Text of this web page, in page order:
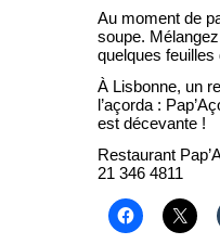
Au moment de
soupe.
quelques feuilles
À Lisbonne, un
l’açorda :
est décevante !
Restaurant
21 346 4811